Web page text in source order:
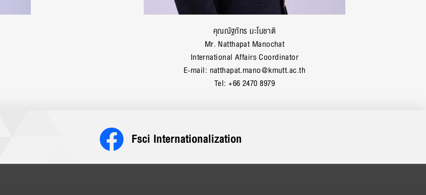
คุณณัฐภัทร มะโนชาติ
Mr. Natthapat Manochat
International Affairs Coordinator
E-mail: natthapat.mano@kmutt.ac.th
Tel: +66 2470 8979
Fsci Internationalization